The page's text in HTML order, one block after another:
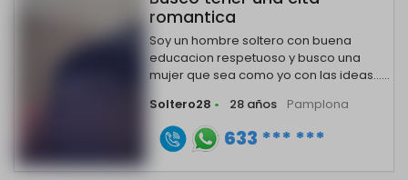
romantica
Soy un hombre soltero con buena
educacion respetuoso y busco una
mujer que sea como yo con las ideas......
Soltero28 • 28 años Pamplona
633 *** ***